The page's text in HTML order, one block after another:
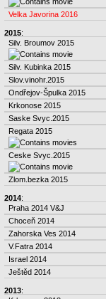
Velka Javorina 2016
2015:
Silv. Broumov 2015
Silv. Kubinka 2015
Slov.vinohr.2015
Ondřejov-Špulka 2015
Krkonose 2015
Saske Svyc.2015
Regata 2015
Ceske Svyc.2015
Zlom.bezka 2015
2014:
Praha 2014 V&J
Choceň 2014
Zahorska Ves 2014
V.Fatra 2014
Israel 2014
Ještěd 2014
2013: